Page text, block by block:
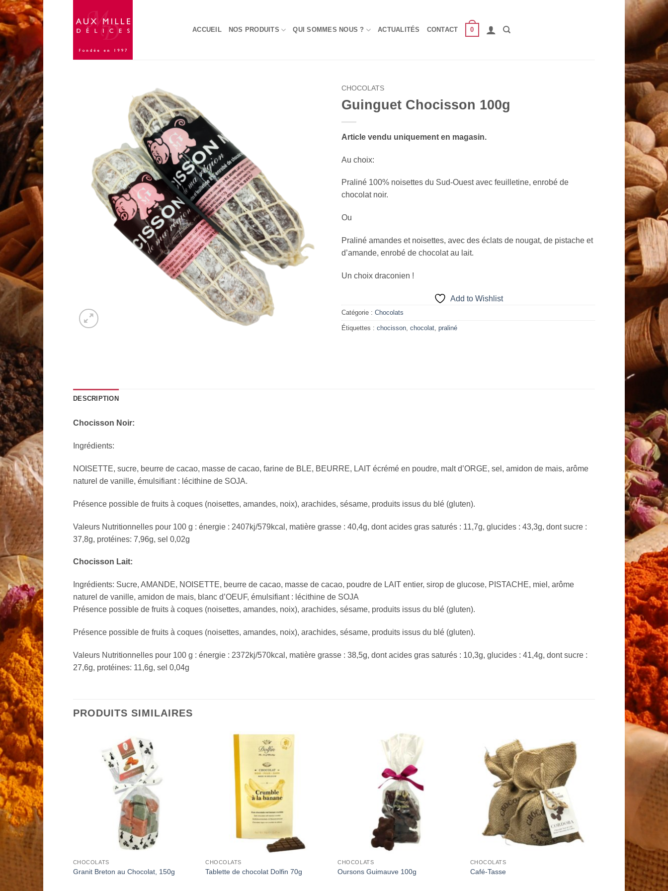
Passer
au
ACCUEIL NOS PRODUITS QUI SOMMES NOUS ? ACTUALITÉS CONTACT 0
CHOCOLATS
Guinguet Chocisson 100g
Article vendu uniquement en magasin.
Au choix:
Praliné 100% noisettes du Sud-Ouest avec feuilletine, enrobé de
chocolat noir.
Ou
Praliné amandes et noisettes, avec des éclats de nougat, de pistache et
d’amande, enrobé de chocolat au lait.
Un choix draconien !
Add to Wishlist
Catégorie : Chocolats
Étiquettes : chocisson chocolat praliné
DESCRIPTION
Chocisson Noir:
Ingrédients:
NOISETTE, sucre, beurre de cacao, masse de cacao, farine de BLE, BEURRE, LAIT écrémé en poudre, malt d’ORGE, sel, amidon de mais, arôme
naturel de vanille, émulsifiant : lécithine de SOJA.
Présence possible de fruits à coques (noisettes, amandes, noix), arachides, sésame, produits issus du blé (gluten).
Valeurs Nutritionnelles pour 100 g : énergie : 2407kj/579kcal, matière grasse : 40,4g, dont acides gras saturés : 11,7g, glucides : 43,3g, dont sucre :
37,8g, protéines: 7,96g, sel 0,02g
Chocisson Lait:
Ingrédients: Sucre, AMANDE, NOISETTE, beurre de cacao, masse de cacao, poudre de LAIT entier, sirop de glucose, PISTACHE, miel, arôme
naturel de vanille, amidon de mais, blanc d’OEUF, émulsifiant : lécithine de SOJA
Présence possible de fruits à coques (noisettes, amandes, noix), arachides, sésame, produits issus du blé (gluten).
Présence possible de fruits à coques (noisettes, amandes, noix), arachides, sésame, produits issus du blé (gluten).
Valeurs Nutritionnelles pour 100 g : énergie : 2372kj/570kcal, matière grasse : 38,5g, dont acides gras saturés : 10,3g, glucides : 41,4g, dont sucre :
27,6g, protéines: 11,6g, sel 0,04g
PRODUITS SIMILAIRES
CHOCOLATS
Granit Breton au Chocolat, 150g
CHOCOLATS
Tablette de chocolat Dolfin 70g
CHOCOLATS
Oursons Guimauve 100g
Add to
Wishlist
CHOCOLATS
Café-Tasse
Add to
Wishlist